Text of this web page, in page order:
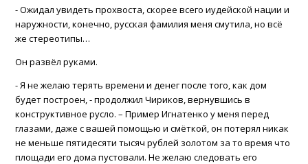
- Ожидал увидеть прохвоста, скорее всего иудейской нации и
наружности, конечно, русская фамилия меня смутила, но всё
же стереотипы…
Он развёл руками.
- Я не желаю терять времени и денег после того, как дом
будет построен, - продолжил Чириков, вернувшись в
конструктивное русло. – Пример Игнатенко у меня перед
глазами, даже с вашей помощью и смёткой, он потерял никак
не меньше пятидесяти тысяч рублей золотом за то время что
площади его дома пустовали. Не желаю следовать его